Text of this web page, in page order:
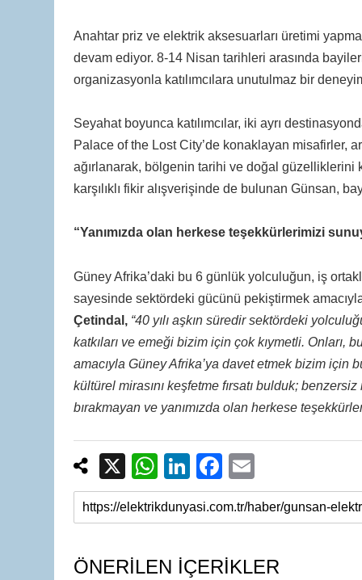
Anahtar priz ve elektrik aksesuarları üretimi
devam ediyor. 8-14 Nisan tarihleri arasında
organizasyonla katılımcılara unutulmaz bir
Seyahat boyunca katılımcılar, iki ayrı
Palace of the Lost City’de konaklayan misafirler,
ağırlanarak, bölgenin tarihi ve doğal güzelliklerini
karşılıklı fikir alışverişinde de bulunan Günsan,
“Yanımızda olan herkese teşekkürlerimizi
Güney Afrika’daki bu 6 günlük yolculuğun, iş
sayesinde sektördeki gücünü pekiştirmek
Çetindal, “40 yılı aşkın süredir sektördeki
katkıları ve emeği bizim için çok kıymetli. Onları,
amacıyla Güney Afrika’ya davet etmek bizim için
kültürel mirasını keşfetme fırsatı bulduk;
bırakmayan ve yanımızda olan herkese
X
W
h
at
A
Li
n
k
dI
F
a
c
b
m
ail
ÖNERİLEN İÇERİKLER